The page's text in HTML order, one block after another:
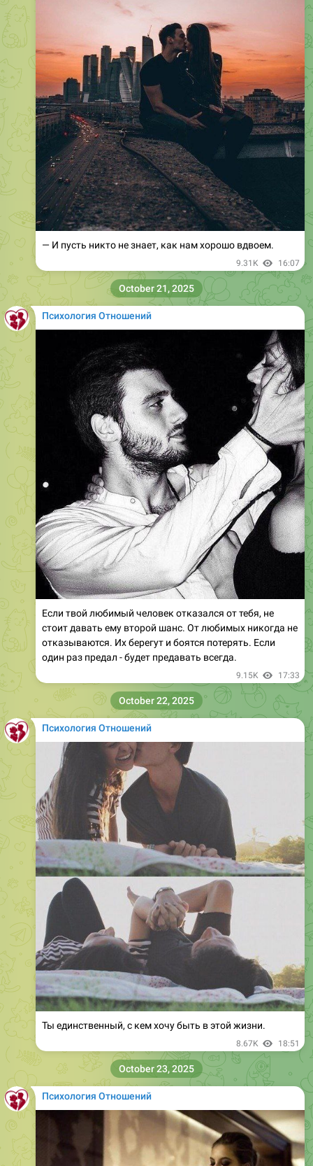
— И пусть никто не знает, как нам хорошо вдвоем.
9.31K 16:07
Психология Отношений
Если твой любимый человек отказался от тебя, не
стоит давать ему второй шанс. От любимых никогда не
отказываются. Их берегут и боятся потерять. Если
один раз предал - будет предавать всегда.
9.15K 17:33
October 21, 2025
Психология Отношений
Ты единственный, с кем хочу быть в этой жизни.
8.67K 18:51
October 22, 2025
Психология Отношений
October 23, 2025